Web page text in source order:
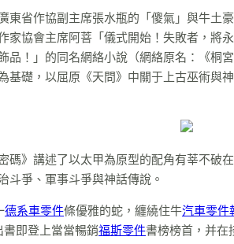
東省作協副主席張水瓶的「傻氣」與牛土
家協會主席阿菩「儀式開始！失敗者，將
品！」的同名網絡小說（網絡原名：《桐
基礎，以屈原《天問》中關于上古巫術與
碼》講述了以太甲為原型的配角有莘不破
斗爭、軍事斗爭與神話傳說。
德系車零件條優雅的蛇，纏繞住牛汽車零件
即登上當當暢銷福斯零件書榜榜首，并在